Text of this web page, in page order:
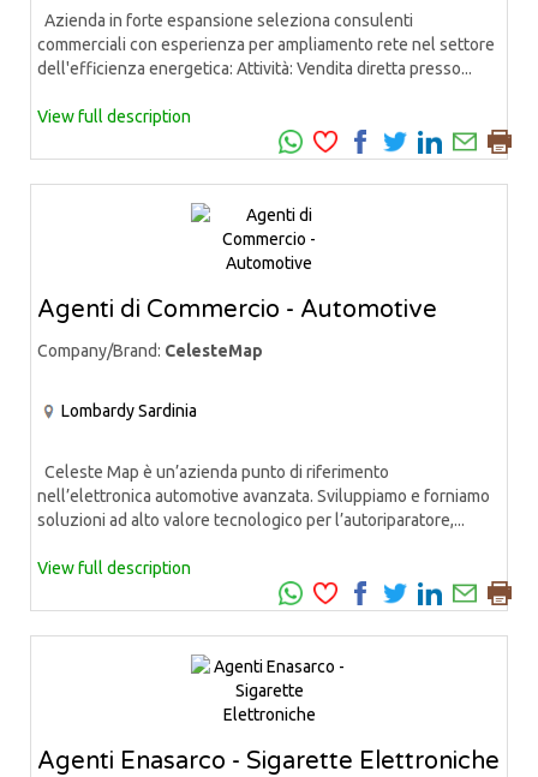
Azienda in forte espansione seleziona consulenti
commerciali con esperienza per ampliamento rete nel settore
dell'efficienza energetica: Attività: Vendita diretta presso...
View full description
Agenti di Commercio - Automotive
Company/Brand: CelesteMap
LombardySardinia
Celeste Map è un’azienda punto di riferimento
nell’elettronica automotive avanzata. Sviluppiamo e forniamo
soluzioni ad alto valore tecnologico per l’autoriparatore,...
View full description
Agenti Enasarco - Sigarette Elettroniche